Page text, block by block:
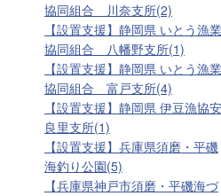
協同組合 川奈支所(2)
【設置支援】静岡県 いとう漁業
協同組合 八幡野支所(1)
【設置支援】静岡県 いとう漁業
協同組合 富戸支所(4)
【設置支援】静岡県 伊豆漁協安
良里支所(1)
【設置支援】兵庫県須磨・平磯
海釣り公園(5)
【兵庫県神戸市須磨・平磯海づ